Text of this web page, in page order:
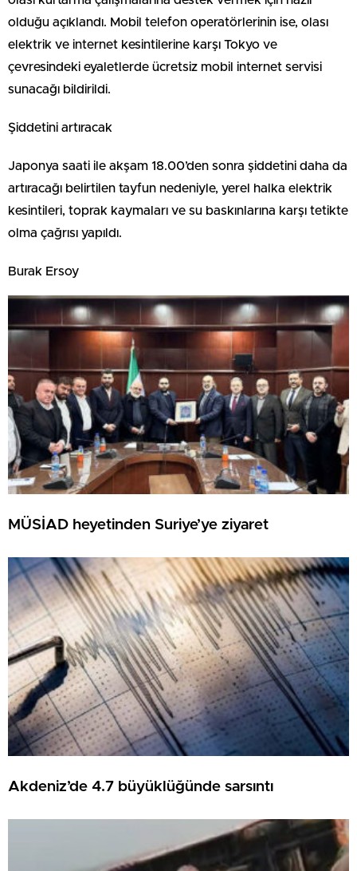
olduğu açıklandı. Mobil telefon operatörlerinin ise, olası
elektrik ve internet kesintilerine karşı Tokyo ve
çevresindeki eyaletlerde ücretsiz mobil internet servisi
sunacağı bildirildi.
Şiddetini artıracak
Japonya saati ile akşam 18.00’den sonra şiddetini daha da
artıracağı belirtilen tayfun nedeniyle, yerel halka elektrik
kesintileri, toprak kaymaları ve su baskınlarına karşı tetikte
olma çağrısı yapıldı.
Burak Ersoy
MÜSİAD heyetinden Suriye’ye ziyaret
Akdeniz’de 4.7 büyüklüğünde sarsıntı